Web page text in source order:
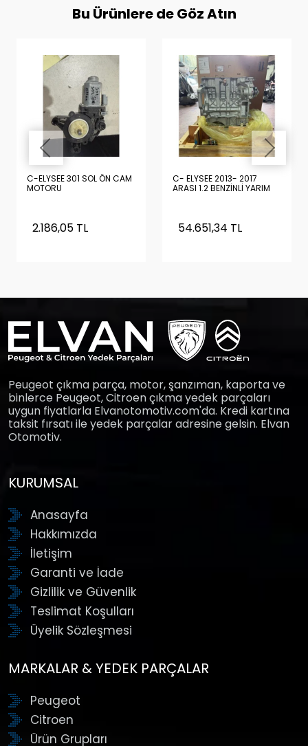
Bu Ürünlere de Göz Atın
C-ELYSEE 301 SOL ÖN CAM
MOTORU
2.186,05 TL
C- ELYSEE 2013- 2017
ARASI 1.2 BENZİNLİ YARIM
POMPASI , KARTEL
ÜZERİNDE)
54.651,34 TL
Peugeot çıkma parça, motor, şanzıman, kaporta ve
binlerce Peugeot, Citroen çıkma yedek parçaları
uygun fiyatlarla Elvanotomotiv.com'da. Kredi kartına
taksit fırsatı ile yedek parçalar adresine gelsin. Elvan
Otomotiv.
KURUMSAL
Anasayfa
Hakkımızda
İletişim
Garanti ve İade
Gizlilik ve Güvenlik
Teslimat Koşulları
Üyelik Sözleşmesi
MARKALAR & YEDEK PARÇALAR
Peugeot
Citroen
Ürün Grupları